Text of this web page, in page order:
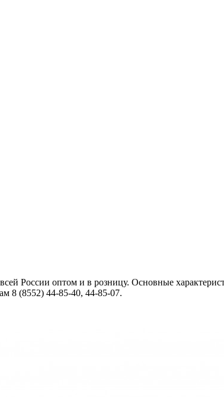
России оптом и в розницу. Основные
8 (8552) 44-85-40, 44-85-07.